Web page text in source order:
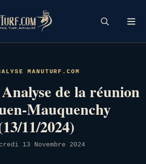
MANUTURF.COM
de la réunion
Mauquenchy
11/2024)
13 Novembre 2024